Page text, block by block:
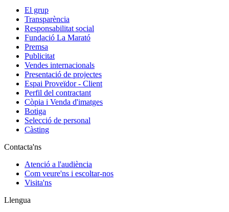
El grup
Transparència
Responsabilitat social
Fundació La Marató
Premsa
Publicitat
Vendes internacionals
Presentació de projectes
Espai Proveïdor - Client
Perfil del contractant
Còpia i Venda d'imatges
Botiga
Selecció de personal
Càsting
Contacta'ns
Atenció a l'audiència
Com veure'ns i escoltar-nos
Visita'ns
Llengua